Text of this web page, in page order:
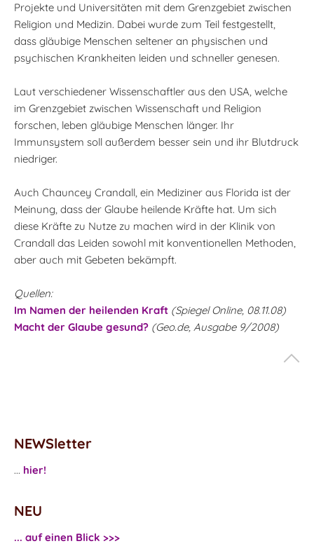
Projekte und Universitäten mit dem Grenzgebiet zwischen
Religion und Medizin. Dabei wurde zum Teil festgestellt,
dass gläubige Menschen seltener an physischen und
psychischen Krankheiten leiden und schneller genesen.
Laut verschiedener Wissenschaftler aus den USA, welche
im Grenzgebiet zwischen Wissenschaft und Religion
forschen, leben gläubige Menschen länger. Ihr
Immunsystem soll außerdem besser sein und ihr Blutdruck
niedriger.
Auch Chauncey Crandall, ein Mediziner aus Florida ist der
Meinung, dass der Glaube heilende Kräfte hat. Um sich
diese Kräfte zu Nutze zu machen wird in der Klinik von
Crandall das Leiden sowohl mit konventionellen Methoden,
aber auch mit Gebeten bekämpft.
Quellen:
Im Namen der heilenden Kraft (Spiegel Online, 08.11.08)
Macht der Glaube gesund? (Geo.de, Ausgabe 9/2008)
NEWSletter
... hier!
NEU
... auf einen Blick >>>